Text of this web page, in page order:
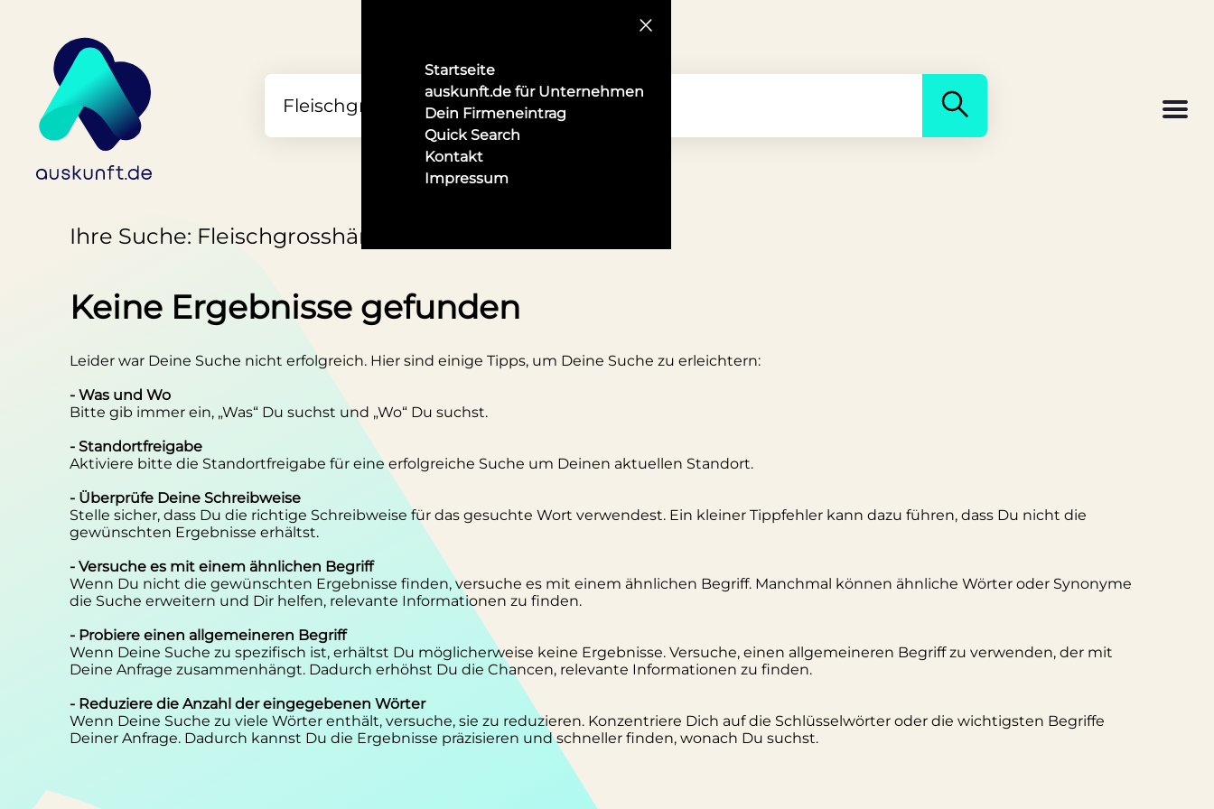
Startseite
auskunft.de für Unternehmen
Dein Firmeneintrag
Quick Search
Kontakt
Impressum
Ihre Suche: Fleischgrosshändler in Fürth
Keine Ergebnisse gefunden
Leider war Deine Suche nicht erfolgreich. Hier sind einige Tipps, um Deine Suche zu erleichtern:
- Was und Wo
Bitte gib immer ein, „Was“ Du suchst und „Wo“ Du suchst.
- Standortfreigabe
Aktiviere bitte die Standortfreigabe für eine erfolgreiche Suche um Deinen aktuellen Standort.
- Überprüfe Deine Schreibweise
Stelle sicher, dass Du die richtige Schreibweise für das gesuchte Wort verwendest. Ein kleiner Tippfehler kann dazu führen, dass Du nicht die
gewünschten Ergebnisse erhältst.
- Versuche es mit einem ähnlichen Begriff
Wenn Du nicht die gewünschten Ergebnisse finden, versuche es mit einem ähnlichen Begriff. Manchmal können ähnliche Wörter oder Synonyme
die Suche erweitern und Dir helfen, relevante Informationen zu finden.
- Probiere einen allgemeineren Begriff
Wenn Deine Suche zu spezifisch ist, erhältst Du möglicherweise keine Ergebnisse. Versuche, einen allgemeineren Begriff zu verwenden, der mit
Deine Anfrage zusammenhängt. Dadurch erhöhst Du die Chancen, relevante Informationen zu finden.
- Reduziere die Anzahl der eingegebenen Wörter
Wenn Deine Suche zu viele Wörter enthält, versuche, sie zu reduzieren. Konzentriere Dich auf die Schlüsselwörter oder die wichtigsten Begriffe
Deiner Anfrage. Dadurch kannst Du die Ergebnisse präzisieren und schneller finden, wonach Du suchst.